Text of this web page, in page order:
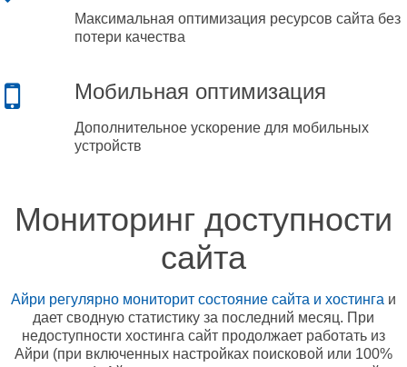
Максимальная оптимизация ресурсов сайта без
потери качества
Мобильная оптимизация
Дополнительное ускорение для мобильных
устройств
Мониторинг доступности
сайта
Айри регулярно мониторит состояние сайта и хостинга и
дает сводную статистику за последний месяц. При
недоступности хостинга сайт продолжает работать из
Айри (при включенных настройках поисковой или 100%